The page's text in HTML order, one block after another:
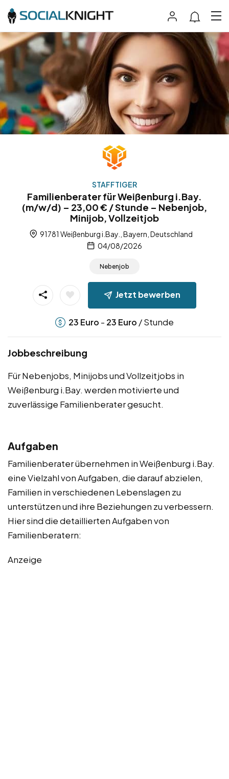
STAFFTIGER
Familienberater für Weißenburg i.Bay.
(m/w/d) – 23,00 € / Stunde – Nebenjob,
Minijob, Vollzeitjob
91781 Weißenburg i.Bay., Bayern, Deutschland
04/08/2026
Nebenjob
Jetzt bewerben
23 Euro - 23 Euro / Stunde
Jobbeschreibung
Für Nebenjobs, Minijobs und Vollzeitjobs in
Weißenburg i.Bay. werden motivierte und
zuverlässige Familienberater gesucht.
Aufgaben
Familienberater übernehmen in Weißenburg i.Bay.
eine Vielzahl von Aufgaben, die darauf abzielen,
Familien in verschiedenen Lebenslagen zu
unterstützen und ihre Beziehungen zu verbessern.
Hier sind die detaillierten Aufgaben von
Familienberatern:
Anzeige